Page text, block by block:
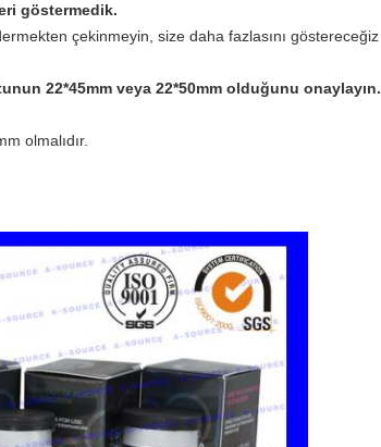
göstermedik.
çekinmeyin, size daha fazlasını göstereceğiz
22*45mm veya 22*50mm olduğunu onaylayın.
olmalıdır.